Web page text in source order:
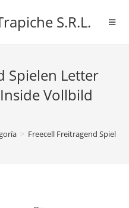
S.R.L.
Spielen Letter
Vollbild
> Freecell Freitragend